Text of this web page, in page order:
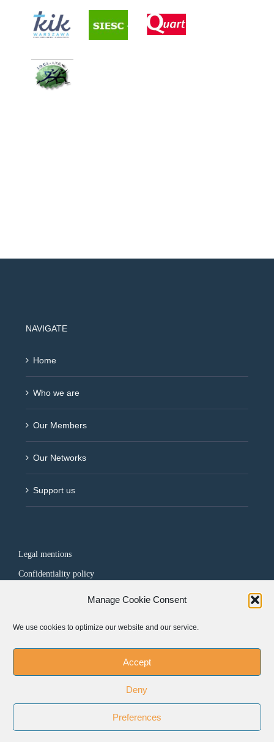
Manage Cookie Consent
We use cookies to optimize our website and our service.
Accept
Deny
Preferences
NAVIGATE
Home
Who we are
Our Members
Our Networks
Support us
Legal mentions
Confidentiality policy